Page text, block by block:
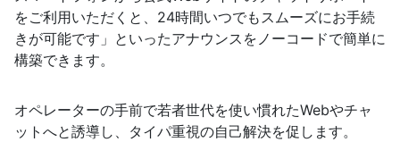
をご利用いただくと、24時間いつでもスムーズにお手続
きが可能です」といったアナウンスをノーコードで簡単に
構築できます。
オペレーターの手前で若者世代を使い慣れたWebやチャ
ットへと誘導し、タイパ重視の自己解決を促します。